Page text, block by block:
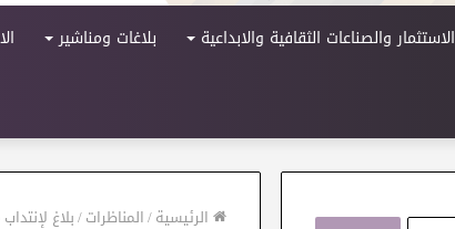
الاستثمار والصناعات الثقافية والابداعية بلاغات ومناشير
الرئيسية/المناظرات/بلاغ